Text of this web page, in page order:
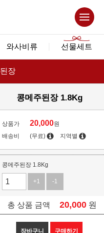
와사비류 선물세트
된장
콩메주된장 1.8Kg
상품가 20,000원
배송비
(무료) 지역별
콩메주된장 1.8Kg
+1 -1
총 상품 금액 20,000 원
장바구니 구매하기